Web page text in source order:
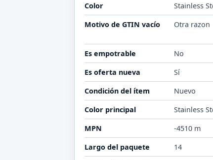
Color Stainless
Motivo de GTIN vacío
Otra razon
Es empotrable No
Es oferta nueva
Sí
Condición del ítem
Nuevo
Color principal
Stainless
MPN
-4510 m
Largo del paquete
14